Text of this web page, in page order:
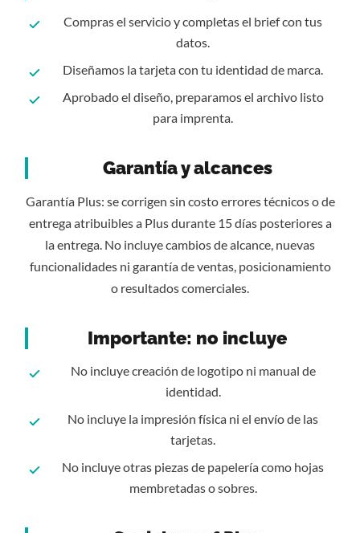
Compras el servicio y completas el brief con tus
datos.
Diseñamos la tarjeta con tu identidad de marca.
Aprobado el diseño, preparamos el archivo listo
para imprenta.
Garantía y alcances
Garantía Plus: se corrigen sin costo errores técnicos o de
entrega atribuibles a Plus durante 15 días posteriores a
la entrega. No incluye cambios de alcance, nuevas
funcionalidades ni garantía de ventas, posicionamiento
o resultados comerciales.
Importante: no incluye
No incluye creación de logotipo ni manual de
identidad.
No incluye la impresión física ni el envío de las
tarjetas.
No incluye otras piezas de papelería como hojas
membretadas o sobres.